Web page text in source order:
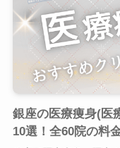
銀座の医療痩身(医
10選！全60院の料